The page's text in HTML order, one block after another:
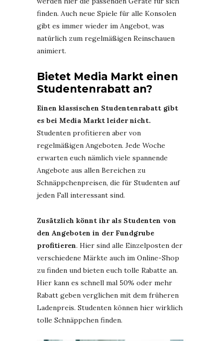
finden. Auch neue Spiele für alle Konsolen
gibt es immer wieder im Angebot, was
natürlich zum regelmäßigen Reinschauen
animiert.
Bietet Media Markt einen
Studentenrabatt an?
Einen klassischen Studentenrabatt gibt
es bei Media Markt leider nicht.
Studenten profitieren aber von
regelmäßigen Angeboten. Jede Woche
erwarten euch nämlich viele spannende
Angebote aus allen Bereichen zu
Schnäppchenpreisen, die für Studenten auf
jeden Fall interessant sind.
Zusätzlich könnt ihr als Studenten von
den Angeboten in der Fundgrube
profitieren. Hier sind alle Einzelposten der
verschiedene Märkte auch im Online-Shop
zu finden und bieten euch tolle Rabatte an.
Hier kann es schnell mal 50% oder mehr
Rabatt geben verglichen mit dem früheren
Ladenpreis. Studenten können hier wirklich
tolle Schnäppchen finden.